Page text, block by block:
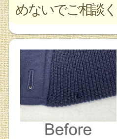
めないでご相談く